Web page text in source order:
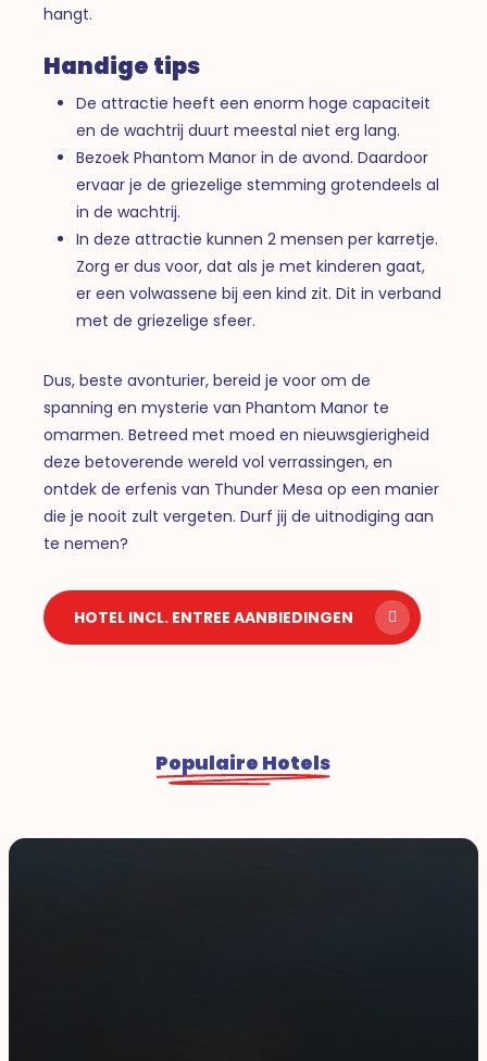
hangt.
Handige tips
De attractie heeft een enorm hoge capaciteit
en de wachtrij duurt meestal niet erg lang.
Bezoek Phantom Manor in de avond. Daardoor
ervaar je de griezelige stemming grotendeels al
in de wachtrij.
In deze attractie kunnen 2 mensen per karretje.
Zorg er dus voor, dat als je met kinderen gaat,
er een volwassene bij een kind zit. Dit in verband
met de griezelige sfeer.
Dus, beste avonturier, bereid je voor om de
spanning en mysterie van Phantom Manor te
omarmen. Betreed met moed en nieuwsgierigheid
deze betoverende wereld vol verrassingen, en
ontdek de erfenis van Thunder Mesa op een manier
die je nooit zult vergeten. Durf jij de uitnodiging aan
te nemen?
HOTEL INCL. ENTREE AANBIEDINGEN
Populaire Hotels